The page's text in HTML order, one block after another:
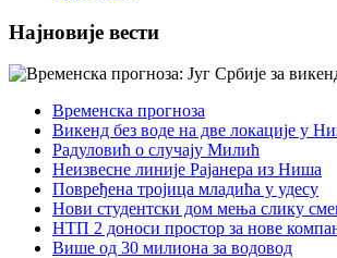
Најновије вести
Временска прогноза
Викенд без воде на две локације у
Радуловић о случају Милић
Неизвесне линије Рајанера из Ниша
Повређена тројица младића у удесу
Нови студентски дом мења слику
НТП 2 доноси простор за нове
Више од 30 милиона за водовод